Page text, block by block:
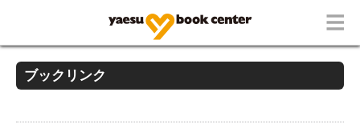
ブックリンク